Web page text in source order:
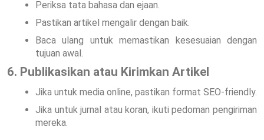
Periksa tata bahasa dan ejaan.
Pastikan artikel mengalir dengan baik.
Baca ulang untuk memastikan kesesuaian dengan
tujuan awal.
6. Publikasikan atau Kirimkan Artikel
Jika untuk media online, pastikan format SEO-friendly.
Jika untuk jurnal atau koran, ikuti pedoman pengiriman
mereka.